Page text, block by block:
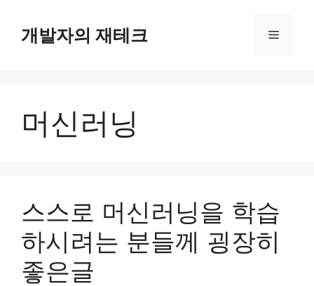
개발자의 재테크 메
머신러닝
스스로 머신러닝을 학습
하시려는 분들께 굉장히
좋은글